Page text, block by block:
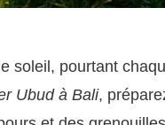
soleil, pourtant
Ubud à Bali,